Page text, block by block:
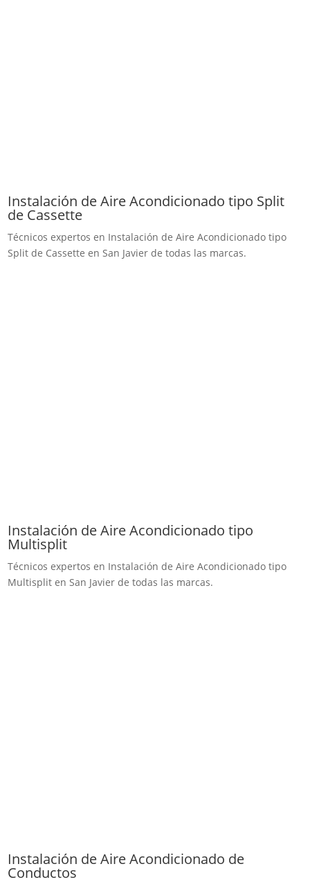
Instalación de Aire Acondicionado tipo Split
de Cassette
Técnicos expertos en Instalación de Aire Acondicionado tipo
Split de Cassette en San Javier de todas las marcas.
Instalación de Aire Acondicionado tipo
Multisplit
Técnicos expertos en Instalación de Aire Acondicionado tipo
Multisplit en San Javier de todas las marcas.
Instalación de Aire Acondicionado de
Conductos